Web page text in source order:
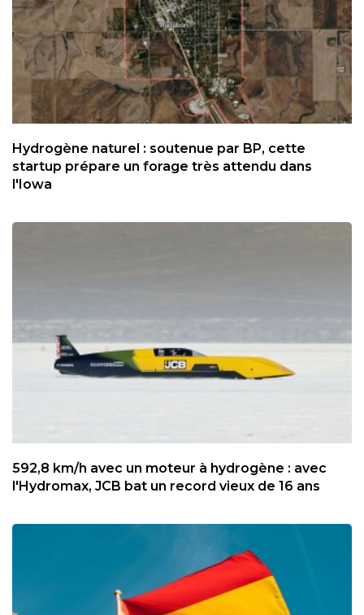
Hydrogène naturel : soutenue par BP, cette
startup prépare un forage très attendu dans
l'Iowa
592,8 km/h avec un moteur à hydrogène : avec
l'Hydromax, JCB bat un record vieux de 16 ans